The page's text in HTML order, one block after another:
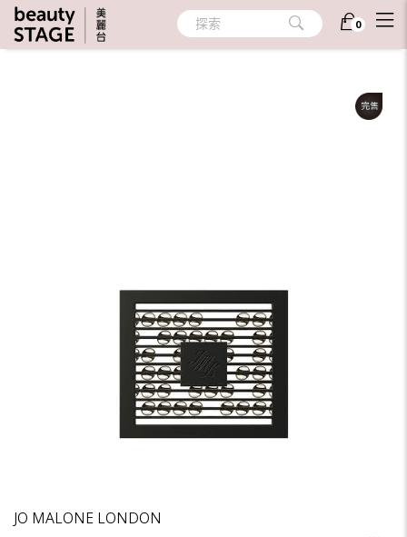
探索 0
首頁/ 香氛 / 室內擴香
JO MALONE LONDON